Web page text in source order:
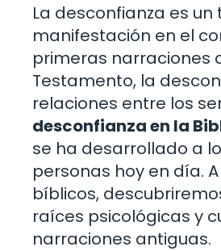
La desconfianza es
manifestación en el
primeras narraciones
Testamento, la
relaciones entre los
desconfianza en la
se ha desarrollado a
personas hoy en día.
bíblicos,
raíces psicológicas y
narraciones antiguas.